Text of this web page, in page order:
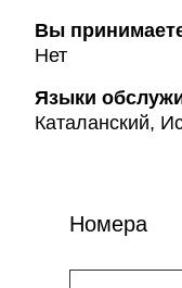
Вы
Нет
Языки
Каталанский,
Номера